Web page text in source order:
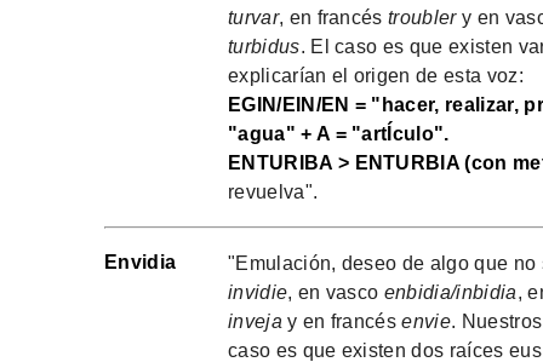
turvar, en francéstroublery en
turbidus. El caso es que existen
explicarían el origen de esta voz:
EGIN/EIN/EN = "hacer, realizar,
"agua" + A = "artÍculo".
ENTURIBA > ENTURBIA (con
revuelva".
Envidia
"Emulación, deseo de algo que
invidie, en vasco enbidia/inbidia,
inveja y en francésenvie.
caso es que existen dos raíces